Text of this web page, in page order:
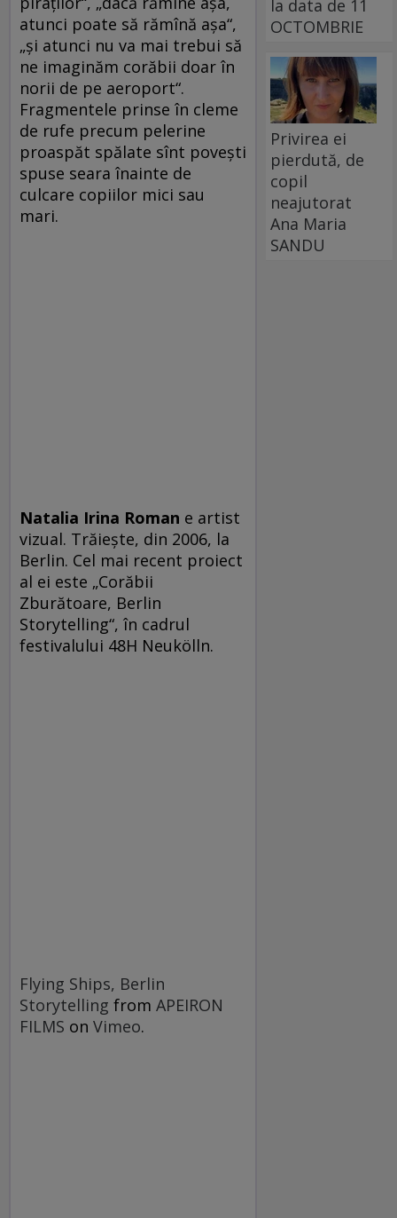
atunci poate să rămînă aşa“,
„şi atunci nu va mai trebui să
ne imaginăm corăbii doar în
norii de pe aeroport“.
Fragmentele prinse în cleme
de rufe precum pelerine
proaspăt spălate sînt poveşti
spuse seara înainte de
culcare copiilor mici sau
mari.
Natalia Irina Roman e artist
vizual. Trăieşte, din 2006, la
Berlin. Cel mai recent proiect
al ei este „Corăbii
Zburătoare, Berlin
Storytelling“, în cadrul
festivalului 48H Neukölln.
Flying Ships, Berlin
Storytelling from APEIRON
FILMS on Vimeo.
la data de 11
OCTOMBRIE
Privirea ei
pierdută, de
copil
neajutorat
Ana Maria
SANDU